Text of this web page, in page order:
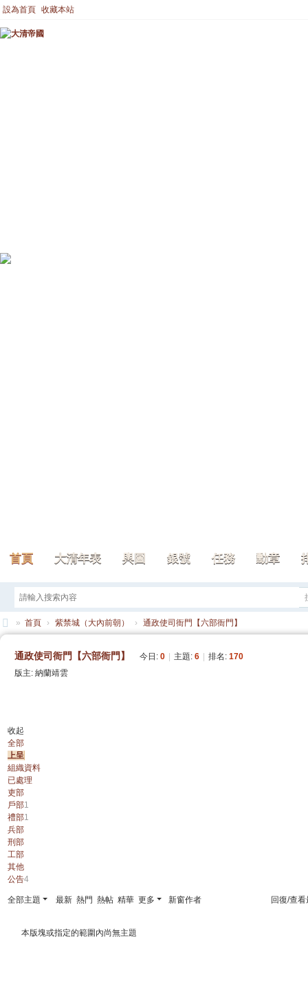
設為首頁 收藏本站
首頁 大清年表 輿圖 銀號 任務 勳章
» 首頁 › 紫禁城（大內前朝） › 通政使司衙門【六部衙門】
通政使司衙門【六部衙門】 今日: 0 主題: 6 排名: 170
版主: 納蘭靖雲
收起
全部
上呈
組織資料
已處理
吏部
戶部1
禮部1
兵部
刑部
工部
其他
公告4
新窗
全部主題 最新 熱門 熱帖 精華 更多 作者 回復/查看
本版塊或指定的範圍內尚無主題